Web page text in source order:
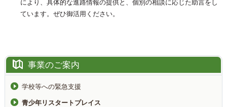
により、具体的な進路情報の提供と、個別の相談に応じた助言をし
ています。ぜひ御活用ください。
事業のご案内
学校等への緊急支援
青少年リスタートプレイス